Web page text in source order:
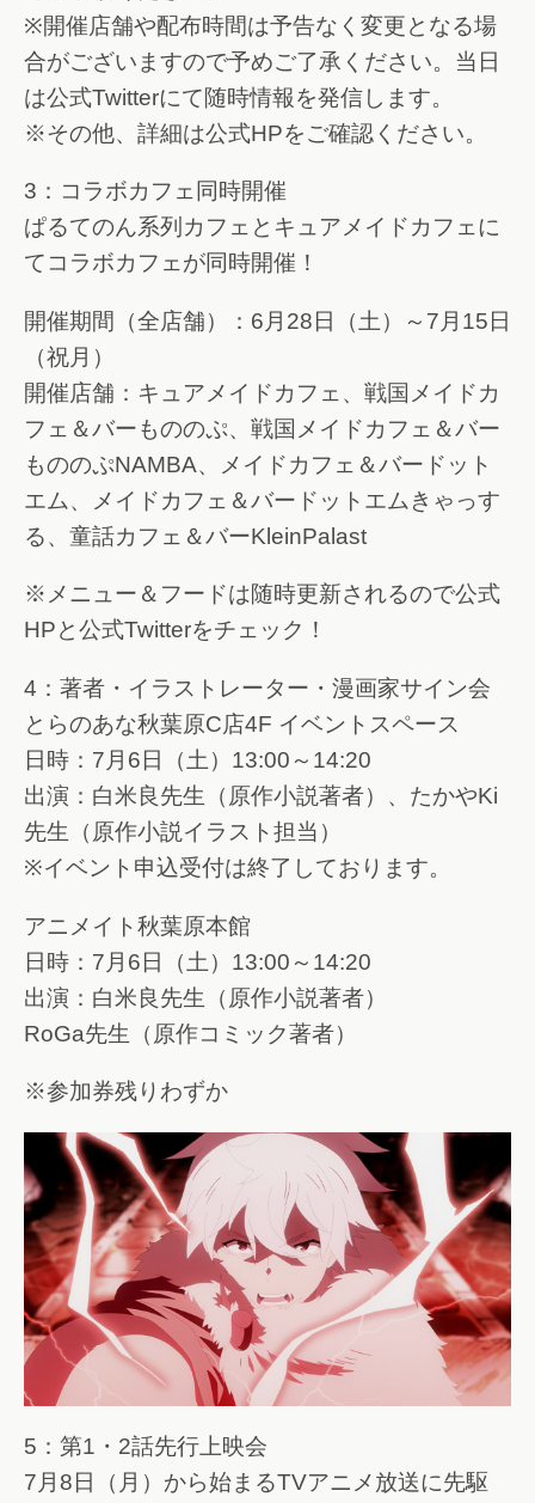
※開催店舗や配布時間は予告なく変更となる場
合がございますので予めご了承ください。当日
は公式Twitterにて随時情報を発信します。
※その他、詳細は公式HPをご確認ください。
3：コラボカフェ同時開催
ぱるてのん系列カフェとキュアメイドカフェに
てコラボカフェが同時開催！
開催期間（全店舗）：6月28日（土）～7月15日
（祝月）
開催店舗：キュアメイドカフェ、戦国メイドカ
フェ＆バーもののぷ、戦国メイドカフェ＆バー
もののぷNAMBA、メイドカフェ＆バードット
エム、メイドカフェ＆バードットエムきゃっす
る、童話カフェ＆バーKleinPalast
※メニュー＆フードは随時更新されるので公式
HPと公式Twitterをチェック！
4：著者・イラストレーター・漫画家サイン会
とらのあな秋葉原C店4F イベントスペース
日時：7月6日（土）13:00～14:20
出演：白米良先生（原作小説著者）、たかやKi
先生（原作小説イラスト担当）
※イベント申込受付は終了しております。
アニメイト秋葉原本館
日時：7月6日（土）13:00～14:20
出演：白米良先生（原作小説著者）
RoGa先生（原作コミック著者）
※参加券残りわずか
5：第1・2話先行上映会
7月8日（月）から始まるTVアニメ放送に先駆